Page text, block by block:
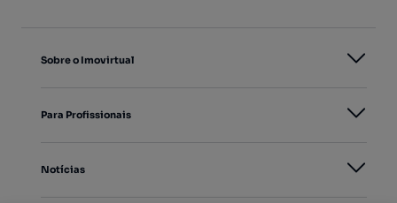
Sobre o Imovirtual
Para Profissionais
Notícias